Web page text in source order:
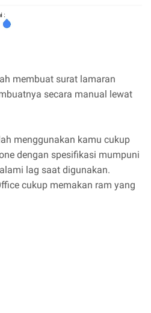
membuat surat lamaran
secara manual lewat
menggunakan kamu cukup
dengan spesifikasi mumpuni
lag saat digunakan.
cukup memakan ram yang